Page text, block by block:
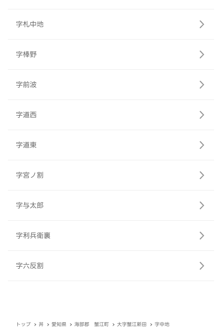
字札中地
字棒野
字前波
字道西
字道東
字宮ノ割
字与太郎
字利兵衛裏
字六反割
トップ 丼 愛知県 海部郡 蟹江町 大字蟹江新田 字中地